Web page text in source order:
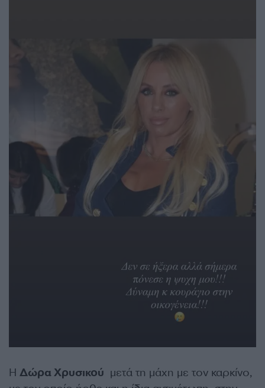
Η Δώρα Χρυσικού μετά τη μάχη με τον καρκίνο,